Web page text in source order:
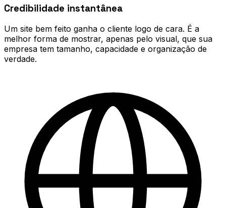
Credibilidade instantânea
Um site bem feito ganha o cliente logo de cara. É a
melhor forma de mostrar, apenas pelo visual, que sua
empresa tem tamanho, capacidade e organização de
verdade.